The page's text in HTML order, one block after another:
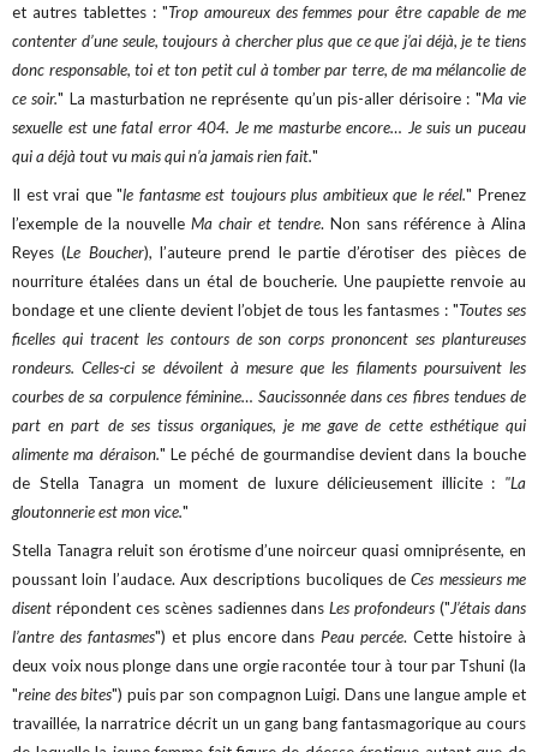
et autres tablettes : "Trop amoureux des femmes pour être capable de me
contenter d’une seule, toujours à chercher plus que ce que j’ai déjà, je te tiens
donc responsable, toi et ton petit cul à tomber par terre, de ma mélancolie de
ce soir." La masturbation ne représente qu’un pis-aller dérisoire : "Ma vie
sexuelle est une fatal error 404. Je me masturbe encore… Je suis un puceau
qui a déjà tout vu mais qui n’a jamais rien fait."
Il est vrai que "le fantasme est toujours plus ambitieux que le réel." Prenez
l’exemple de la nouvelleMa chair et tendre. Non sans référence à Alina
Reyes (Le Boucher), l’auteure prend le partie d’érotiser des pièces de
nourriture étalées dans un étal de boucherie. Une paupiette renvoie au
bondage et une cliente devient l’objet de tous les fantasmes : "Toutes ses
ficelles qui tracent les contours de son corps prononcent ses plantureuses
rondeurs. Celles-ci se dévoilent à mesure que les filaments poursuivent les
courbes de sa corpulence féminine… Saucissonnée dans ces fibres tendues de
part en part de ses tissus organiques, je me gave de cette esthétique qui
alimente ma déraison." Le péché de gourmandise devient dans la bouche
de Stella Tanagra un moment de luxure délicieusement illicite : "La
gloutonnerie est mon vice."
Stella Tanagra reluit son érotisme d’une noirceur quasi omniprésente, en
poussant loin l’audace. Aux descriptions bucoliques deCes messieurs me
disent répondent ces scènes sadiennes dansLes profondeurs("J’étais dans
l’antre des fantasmes") et plus encore dans Peau percée. Cette histoire à
deux voix nous plonge dans une orgie racontée tour à tour par Tshuni (la
"reine des bites") puis par son compagnon Luigi. Dans une langue ample et
travaillée, la narratrice décrit un un gang bang fantasmagorique au cours